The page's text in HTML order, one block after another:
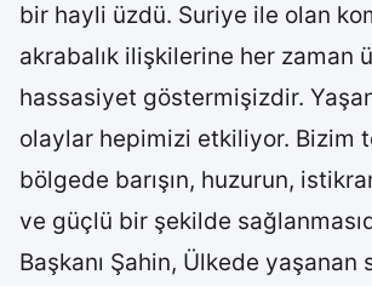
bir hayli üzdü. Suriye ile olan
akrabalık ilişkilerine her zaman
hassasiyet göstermişizdir.
olaylar hepimizi etkiliyor. Bizim
bölgede barışın, huzurun,
ve güçlü bir şekilde
Başkanı Şahin, Ülkede yaşanan